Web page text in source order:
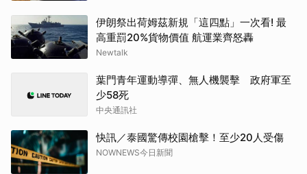
伊朗祭出荷姆茲新規「這四點」一次看! 最
高重罰20%貨物價值 航運業齊怒轟
Newtalk
葉門青年運動導彈、無人機襲擊 政府軍至
少58死
中央通訊社
快訊／泰國驚傳校園槍擊！至少20人受傷
NOWNEWS今日新聞